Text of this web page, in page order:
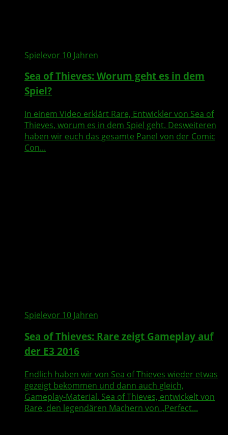
Spielevor 10 Jahren
Sea of Thieves: Worum geht es in dem
Spiel?
In einem Video erklärt Rare, Entwickler von Sea of
Thieves, worum es in dem Spiel geht. Desweiteren
haben wir euch das gesamte Panel von der Comic
Con...
Spielevor 10 Jahren
Sea of Thieves: Rare zeigt Gameplay auf
der E3 2016
Endlich haben wir von Sea of Thieves wieder etwas
gezeigt bekommen und dann auch gleich,
Gameplay-Material. Sea of Thieves, entwickelt von
Rare, den legendären Machern von „Perfect...